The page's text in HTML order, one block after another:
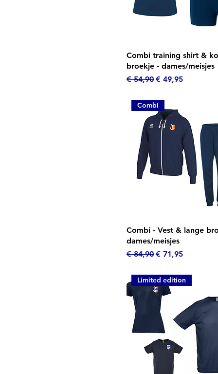
Snel overzicht
Combi training shirt &
broekje - dames/meisjes
Normale prijs
€ 54,90 Verkoopprijs
€ 49,95
Snel overzicht
Combi
Combi - Vest & lange
dames/meisjes
Normale prijs
€ 84,90 Verkoopprijs
€ 71,95
Limited edition